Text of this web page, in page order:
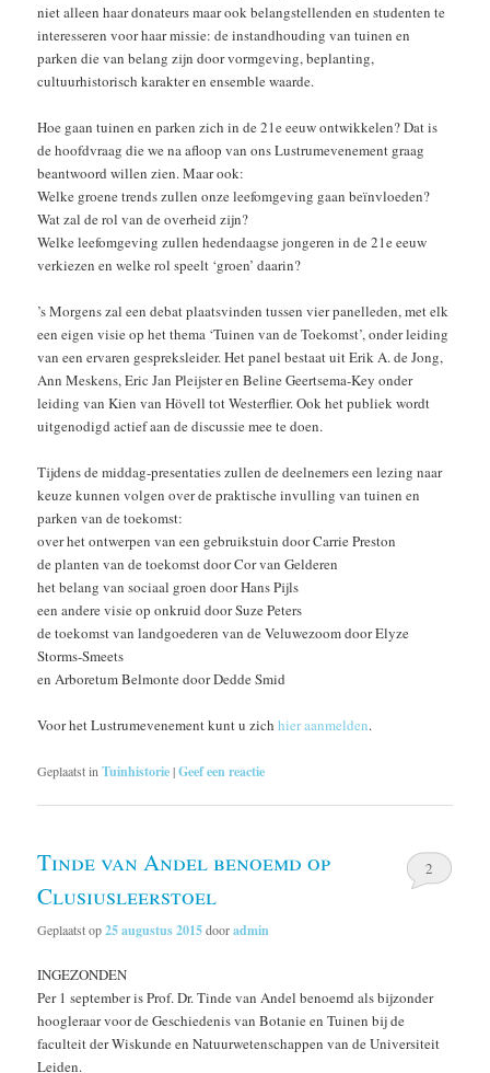
niet alleen haar donateurs maar ook belangstellenden en studenten te
interesseren voor haar missie: de instandhouding van tuinen en
parken die van belang zijn door vormgeving, beplanting,
cultuurhistorisch karakter en ensemble waarde.
Hoe gaan tuinen en parken zich in de 21e eeuw ontwikkelen? Dat is
de hoofdvraag die we na afloop van ons Lustrumevenement graag
beantwoord willen zien. Maar ook:
Welke groene trends zullen onze leefomgeving gaan beïnvloeden?
Wat zal de rol van de overheid zijn?
Welke leefomgeving zullen hedendaagse jongeren in de 21e eeuw
verkiezen en welke rol speelt ‘groen’ daarin?
’s Morgens zal een debat plaatsvinden tussen vier panelleden, met elk
een eigen visie op het thema ‘Tuinen van de Toekomst’, onder leiding
van een ervaren gespreksleider. Het panel bestaat uit Erik A. de Jong,
Ann Meskens, Eric Jan Pleijster en Beline Geertsema-Key onder
leiding van Kien van Hövell tot Westerflier. Ook het publiek wordt
uitgenodigd actief aan de discussie mee te doen.
Tijdens de middag-presentaties zullen de deelnemers een lezing naar
keuze kunnen volgen over de praktische invulling van tuinen en
parken van de toekomst:
over het ontwerpen van een gebruikstuin door Carrie Preston
de planten van de toekomst door Cor van Gelderen
het belang van sociaal groen door Hans Pijls
een andere visie op onkruid door Suze Peters
de toekomst van landgoederen van de Veluwezoom door Elyze
Storms-Smeets
en Arboretum Belmonte door Dedde Smid
Voor het Lustrumevenement kunt u zichhier aanmelden.
Geplaatst in Tuinhistorie|Geef een reactie
Tinde van Andel benoemd op
Clusiusleerstoel
Geplaatst op25 augustus 2015dooradmin
2
INGEZONDEN
Per 1 september is Prof. Dr. Tinde van Andel benoemd als bijzonder
hoogleraar voor de Geschiedenis van Botanie en Tuinen bij de
faculteit der Wiskunde en Natuurwetenschappen van de Universiteit
Leiden.